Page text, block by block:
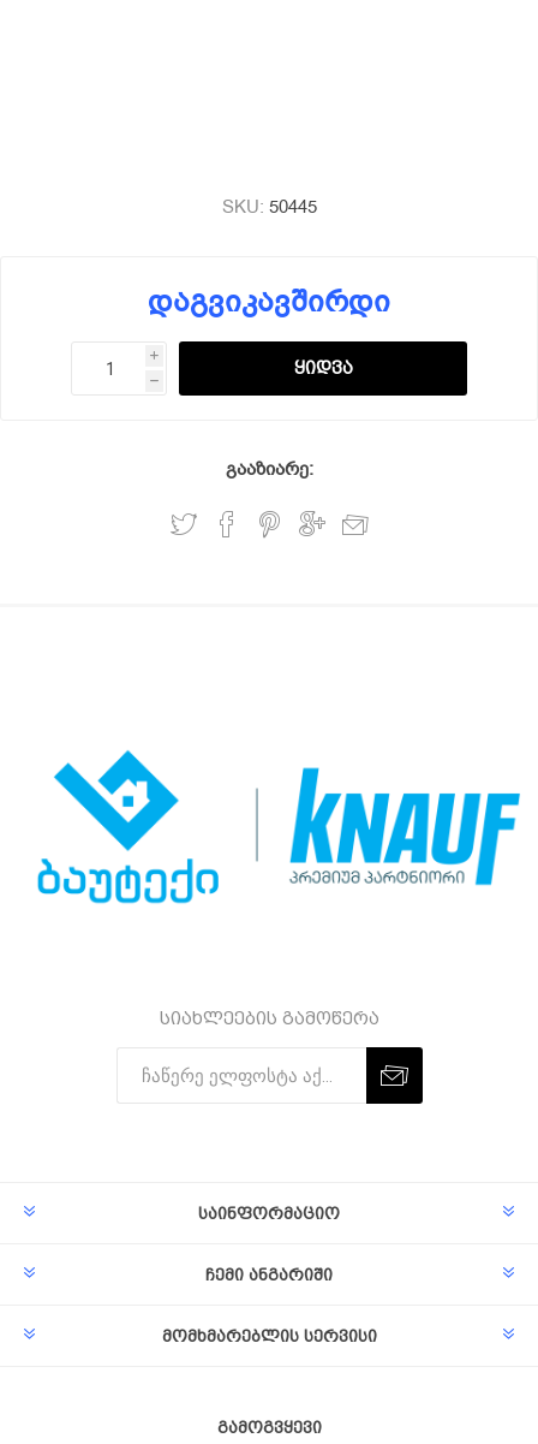
SKU: 50445
დაგვიკავშირდი
i
h
გააზიარე:
სიახლეების გამოწერა
საინფორმაციო
ჩემი ანგარიში
მომხმარებლის სერვისი
გამოგვყევი